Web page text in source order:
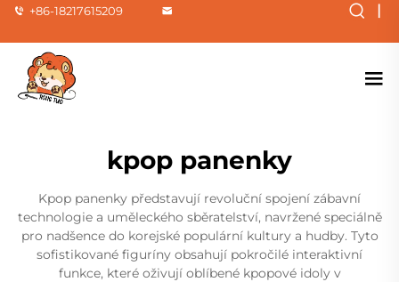
+86-18217615209 |
kpop panenky
Kpop panenky představují revoluční spojení zábavní
technologie a uměleckého sběratelství, navržené speciálně
pro nadšence do korejské populární kultury a hudby. Tyto
sofistikované figuríny obsahují pokročilé interaktivní
funkce, které oživují oblíbené kpopové idoly v